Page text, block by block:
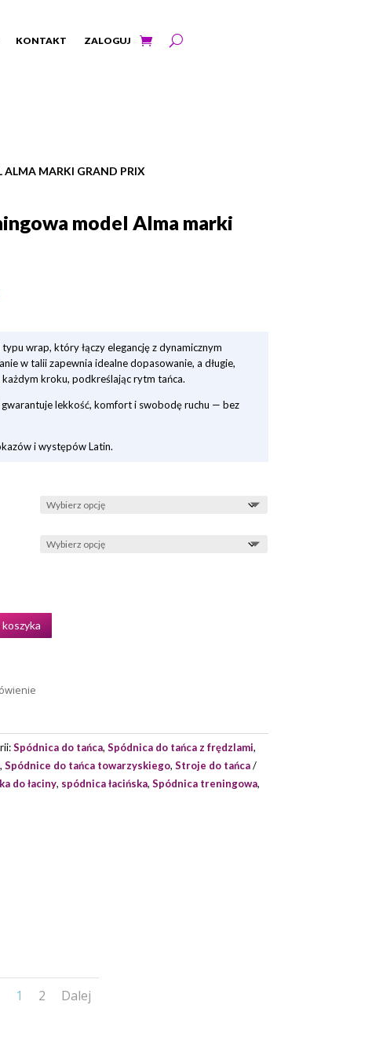
KONTAKT ZALOGUJ
MARKI GRAND PRIX
model Alma marki
wrap, który łączy elegancję z dynamicznym
w talii zapewnia idealne dopasowanie, a długie,
kroku, podkreślając rytm tańca.
lekkość, komfort i swobodę ruchu — bez
i występów Latin.
Spódnica do tańca,Spódnica do tańca z frędzlami,
,Spódnice do tańca towarzyskiego,Stroje do tańca
do łaciny, spódnica łacińska,Spódnica treningowa,
1 2 Dalej